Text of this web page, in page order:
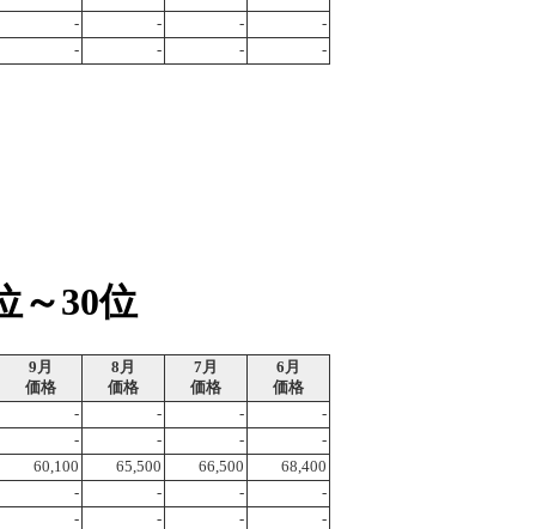
-
- -
-
-
- - -
～30位
9月
価格
8月
価格
7月
価格
6月
価格
-
- -
-
-
- -
-
60,100
65,500 66,500
68,400
-
- -
-
-
- - -